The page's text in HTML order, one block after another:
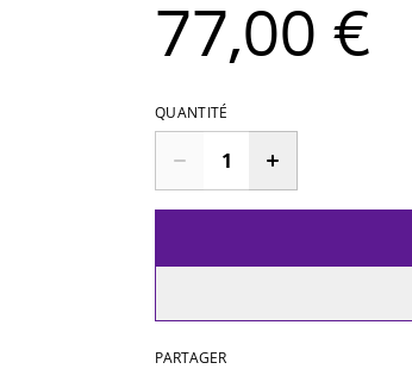
77,00 €
QUANTITÉ
PARTAGER